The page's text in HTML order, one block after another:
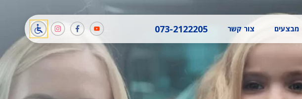
מבצעים צור קשר 073-2122205 תמונה תמונה תמונה